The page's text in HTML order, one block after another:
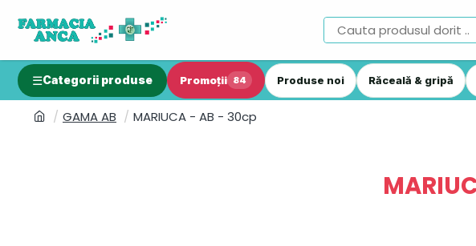
Categorii produse Promoții 84 Produse noi Răceală & gripă
GAMA AB MARIUCA - AB - 30cp